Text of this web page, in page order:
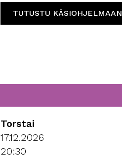
TUTUSTU KÄSIOHJELMAAN
Torstai
17.12.2026
20:30